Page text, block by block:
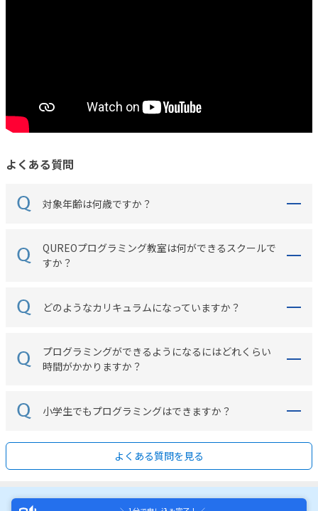
よくある質問
対象年齢は何歳ですか？
QUREOプログラミング教室は何ができるスクールで
すか？
どのようなカリキュラムになっていますか？
プログラミングができるようになるにはどれくらい
時間がかかりますか？
小学生でもプログラミングはできますか？
よくある質問を見る